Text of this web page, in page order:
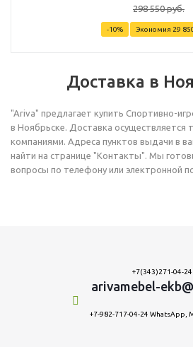
298 550руб.
-10% Экономия 29
Доставка в
"Ariva" предлагает купить Спортивно-
в Ноябрьске. Доставка осуществляется
компаниями. Адреса пунктов выдачи в
найти на странице "Контакты". Мы
вопросы по телефону или электронной
+7(343)271-04-24
arivamebel-
+7-982-717-04-24 WhatsApp,